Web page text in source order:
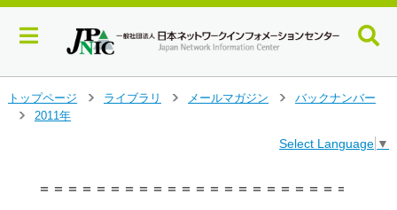
トップページ
ライブラリ
メールマガジン
バックナンバー
2011年
Select Language ▼
＝＝＝＝＝＝＝＝＝＝＝＝＝＝＝＝＝＝＝＝＝＝＝＝